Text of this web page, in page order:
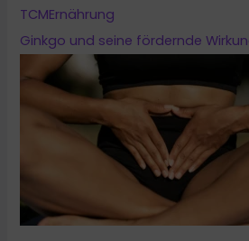
TCMErnährung
Ginkgo und seine fördernde